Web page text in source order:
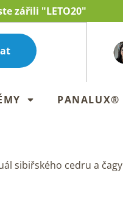
zářili "LETO20"
PANALUX®
sibiřského cedru a čagy